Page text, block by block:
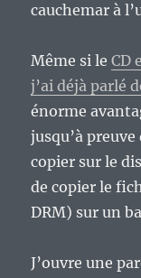
cauchemar à
Même si leCD
j’ai déjà parlé
énorme
jusqu’à
copier sur le
de copier le
DRM) sur un
J’ouvre une